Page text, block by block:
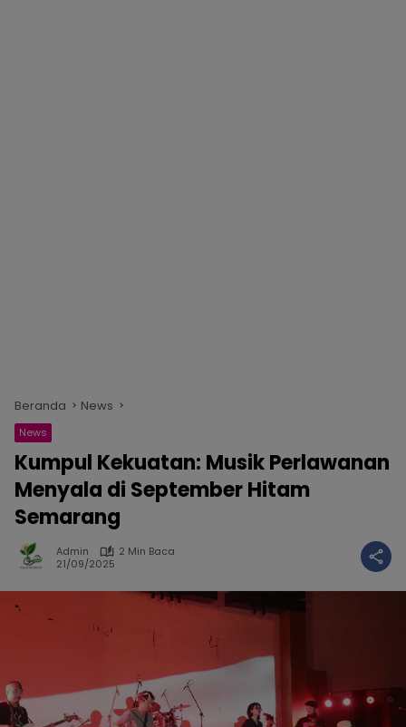
Beranda News
News
Kumpul Kekuatan: Musik Perlawanan
Menyala di September Hitam
Semarang
Admin
2 Min Baca
21/09/2025